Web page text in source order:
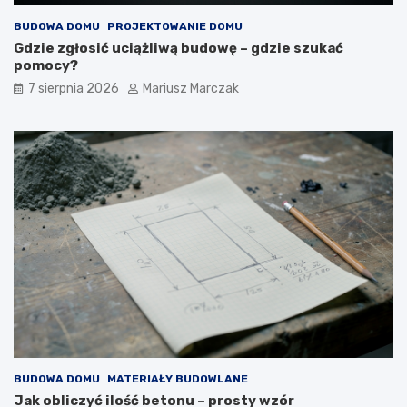
BUDOWA DOMU PROJEKTOWANIE DOMU
Gdzie zgłosić uciążliwą budowę – gdzie szukać
pomocy?
7 sierpnia 2026 Mariusz Marczak
BUDOWA DOMU MATERIAŁY BUDOWLANE
Jak obliczyć ilość betonu – prosty wzór